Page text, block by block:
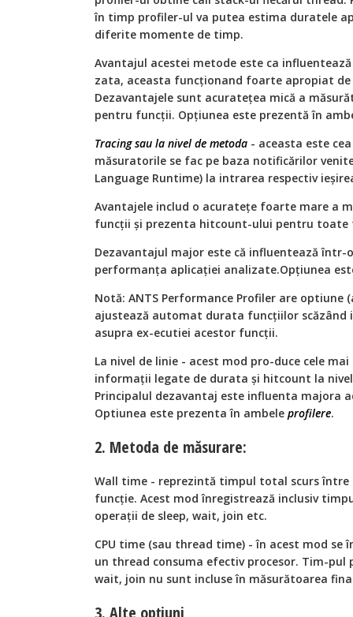
în timp profiler-ul va putea estima duratele
diferite momente de timp.
Avantajul acestei metode este ca
zata, aceasta funcţionand foarte apropiat
Dezavantajele sunt acurateţea mică a
pentru funcţii. Opțiunea este prezentă în
Tracing sau la nivel de metoda - aceasta este
măsuratorile se fac pe baza notificărilor
Language Runtime) la intrarea respectiv
Avantajele includ o acurateţe foarte mare a
funcţii şi prezenta hitcount-ului pentru toate
Dezavantajul major este că influentează într-
performanţa aplicaţiei analizate.Opțiunea
Notă: ANTS Performance Profiler are optiune
ajustează automat durata funcţiilor
asupra ex-ecutiei acestor funcţii.
La nivel de linie - acest mod pro-duce cele
informații legate de durata şi hitcount la
Principalul dezavantaj este influenta majora
Optiunea este prezenta în ambele profilere.
2. Metoda de măsurare:
Wall time - reprezintă timpul total scurs
funcţie. Acest mod înregistrează inclusiv
operaţii de sleep, wait, join etc.
CPU time (sau thread time) - în acest mod
un thread consuma efectiv procesor. Tim-pul
wait, join nu sunt incluse în măsurătoarea
3. Alte opțiuni